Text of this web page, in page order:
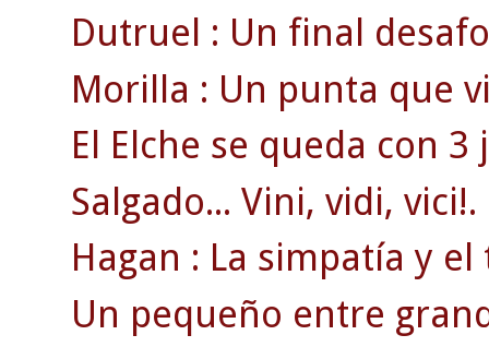
Dutruel : Un final
Morilla : Un punta que
El Elche se queda con
Salgado... Vini, vidi, vici!.
Hagan : La simpatía y
Un pequeño entre